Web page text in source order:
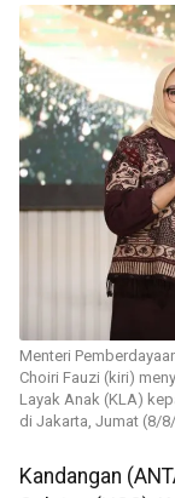
Menteri
Choiri Fauzi (kiri)
Layak Anak (KLA)
di Jakarta, Jumat (8/8/
Kandangan